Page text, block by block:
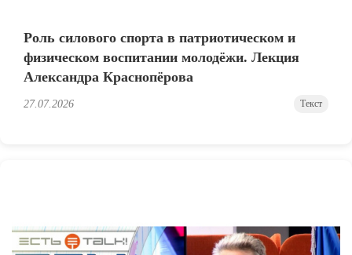
Роль силового спорта в патриотическом и
физическом воспитании молодёжи. Лекция
Александра Краснопёрова
27.07.2026 Текст